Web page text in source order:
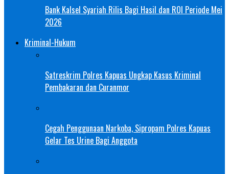
Bank Kalsel Syariah Rilis Bagi Hasil dan ROI Periode Mei
2026
Kriminal-Hukum
Satreskrim Polres Kapuas Ungkap Kasus Kriminal
Pembakaran dan Curanmor
Cegah Penggunaan Narkoba, Sipropam Polres Kapuas
Gelar Tes Urine Bagi Anggota